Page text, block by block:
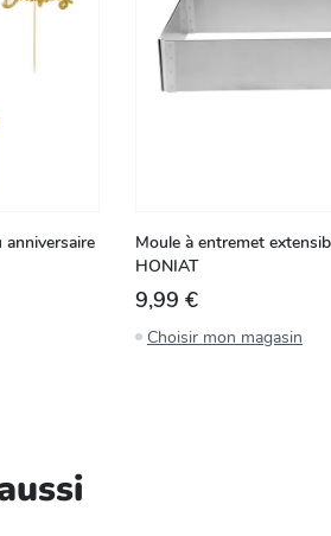
Moule à entremet
HONIAT
9,99 €
Choisir mon magasin